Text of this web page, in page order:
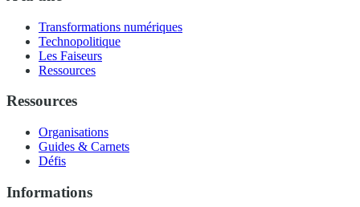
Transformations numériques
Technopolitique
Les Faiseurs
Ressources
Ressources
Organisations
Guides & Carnets
Défis
Informations